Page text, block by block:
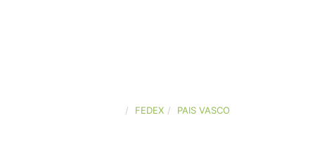
FEDEX PAIS VASCO